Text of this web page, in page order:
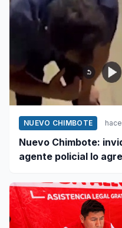
NUEVO CHIMBOTE
Nuevo Chimbote:
agente policial lo